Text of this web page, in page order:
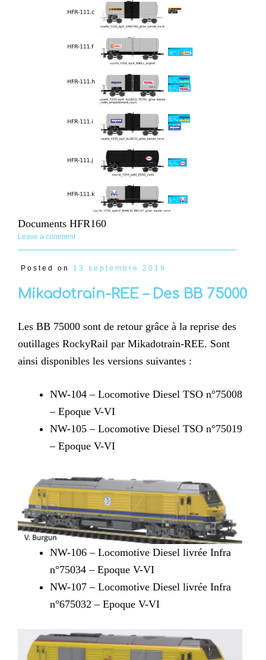
Documents HFR160
Leave a comment
Posted on 13 septembre 2019
Mikadotrain-REE – Des BB 75000
Les BB 75000 sont de retour grâce à la reprise des
outillages RockyRail par Mikadotrain-REE. Sont
ainsi disponibles les versions suivantes :
NW-104 – Locomotive Diesel TSO n°75008
– Epoque V-VI
NW-105 – Locomotive Diesel TSO n°75019
– Epoque V-VI
NW-106 – Locomotive Diesel livrée Infra
n°75034 – Epoque V-VI
NW-107 – Locomotive Diesel livrée Infra
n°675032 – Epoque V-VI